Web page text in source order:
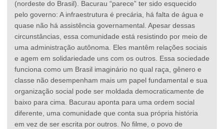
(nordeste do Brasil). Bacurau “parece” ter sido esquecido
pelo governo: A infraestrutura é precária, há falta de água e
quase não há assistência governamental. Apesar dessas
circunstâncias, essa comunidade está resistindo por meio de
uma administração autônoma. Eles mantêm relações sociais
e agem em solidariedade uns com os outros. Essa sociedade
funciona como um Brasil imaginário no qual raça, gênero e
classe não desempenham mais um papel fundamental e sua
organização social pode ser moldada democraticamente de
baixo para cima. Bacurau aponta para uma ordem social
diferente, uma comunidade que conta sua própria história
em vez de ser escrita por outros. No filme, o povo de